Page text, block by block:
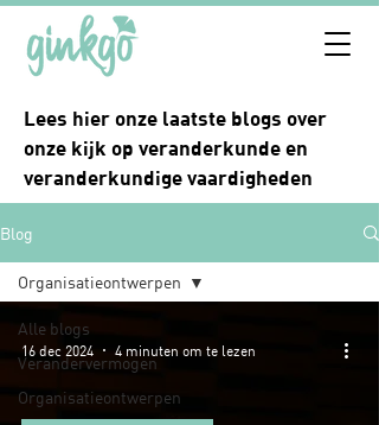
Lees hier onze laatste blogs over
onze kijk op veranderkunde en
veranderkundige vaardigheden
Blog
Alle blogs
Verandervermogen
Organisatieontwerpen
Organisatieontwerpen
16 dec 2024 4 minuten om te lezen